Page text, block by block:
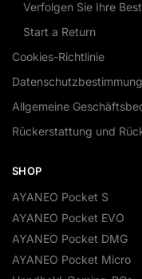
Verfolgen Sie Ihre
Start a Return
Cookies-Richtlinie
Allgemeine
Rückerstattung und
SHOP
AYANEO Pocket S
AYANEO Pocket EVO
AYANEO Pocket DMG
AYANEO Pocket Micro